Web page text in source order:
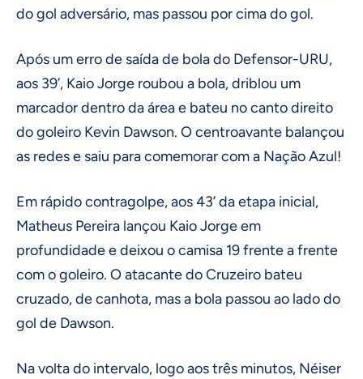
do gol adversário, mas passou por cima do gol.
Após um erro de saída de bola do Defensor-URU,
aos 39’, Kaio Jorge roubou a bola, driblou um
marcador dentro da área e bateu no canto direito
do goleiro Kevin Dawson. O centroavante balançou
as redes e saiu para comemorar com a Nação Azul!
Em rápido contragolpe, aos 43’ da etapa inicial,
Matheus Pereira lançou Kaio Jorge em
profundidade e deixou o camisa 19 frente a frente
com o goleiro. O atacante do Cruzeiro bateu
cruzado, de canhota, mas a bola passou ao lado do
gol de Dawson.
Na volta do intervalo, logo aos três minutos, Néiser